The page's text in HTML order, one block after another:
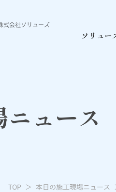
式会社ソリューズ
ソリュー
ュース
TOP 本日の施工現場ニュース